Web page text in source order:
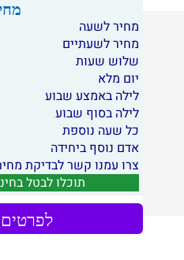
מחיר לשעה
מחיר לשעתיים
שלוש שעות
יום מלא
לילה באמצע שבוע
לילה בסוף שבוע
כל שעה נוספת
אדם נוסף ביחידה
צרו עמנו קשר לבדיקת
תוכלו לבטל